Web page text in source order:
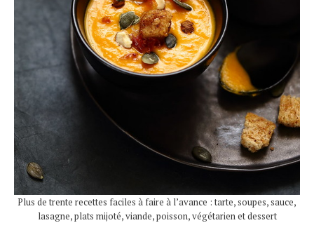
Plus de trente recettes faciles à faire à l’avance : tarte, soupes, sauce,
lasagne, plats mijoté, viande, poisson, végétarien et dessert